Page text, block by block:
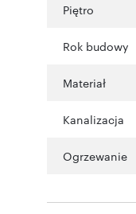
Piętro
Rok budowy
Materiał
Kanalizacja
Ogrzewanie